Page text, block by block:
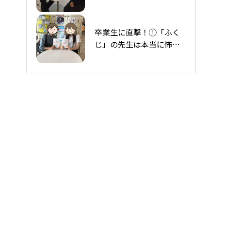
卒業生に直撃！①「ふく
じ」の先生は本当に怖く
在校生Q＆A 『卒検後、
いつ公安学科試験に行け